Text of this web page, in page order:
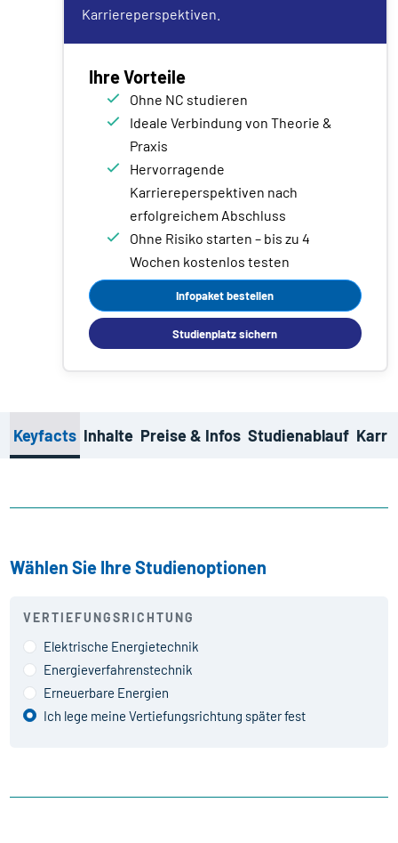
Karriereperspektiven.
Ihre Vorteile
Ohne NC studieren
Ideale Verbindung von Theorie &
Praxis
Hervorragende
Karriereperspektiven nach
erfolgreichem Abschluss
Ohne Risiko starten – bis zu 4
Wochen kostenlos testen
Infopaket bestellen
Studienplatz sichern
Keyfacts Inhalte Preise & Infos Studienablauf
Wählen Sie Ihre Studienoptionen
VERTIEFUNGSRICHTUNG
Elektrische Energietechnik
Energieverfahrenstechnik
Erneuerbare Energien
Ich lege meine Vertiefungsrichtung später fest